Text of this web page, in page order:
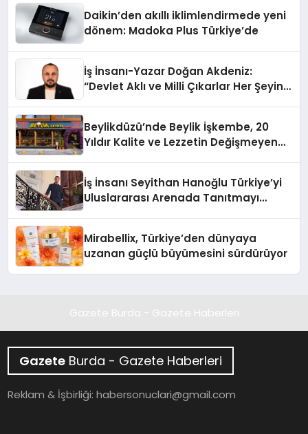
Daikin’den akıllı iklimlendirmede yeni
dönem: Madoka Plus Türkiye’de
İş İnsanı-Yazar Doğan Akdeniz:
“Devlet Aklı ve Milli Çıkarlar Her Şeyin
Beylikdüzü’nde Beylik İşkembe, 20
Yıldır Kalite ve Lezzetin Değişmeyen
İş İnsanı Seyithan Hanoğlu Türkiye’yi
Uluslararası Arenada Tanıtmayı
Mirabellix, Türkiye’den dünyaya
uzanan güçlü büyümesini sürdürüyor
Gazete Burda - Gazete Haberleri
Gazete Burda - Gazete Haberleri
Reklam & İşbirliği:habersonuclari@gmail.com